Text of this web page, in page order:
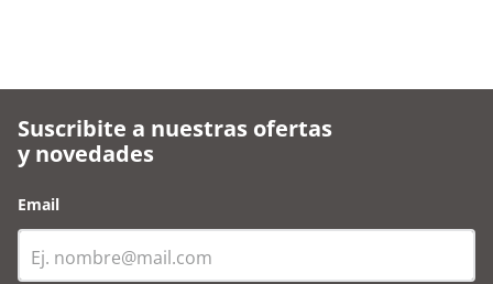
Suscribite a nuestras ofertas
y novedades
Email